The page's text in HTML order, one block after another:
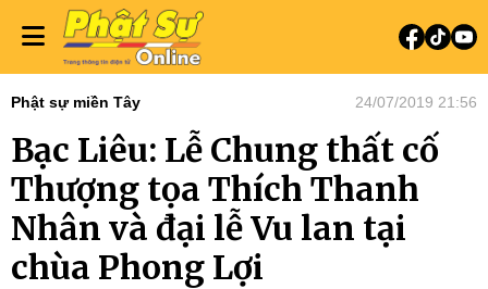
Phật sự miền Tây 24/07/2019 21:56
Bạc Liêu: Lễ Chung thất cố
Thượng tọa Thích Thanh
Nhân và đại lễ Vu lan tại
chùa Phong Lợi